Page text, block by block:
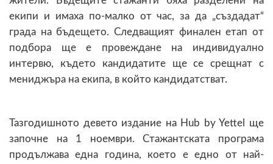
екипи и имаха по-малко от час, за да „създадат“
града на бъдещето. Следващият финален етап от
подбора ще е провеждане на индивидуално
интервю, където кандидатите ще се срещнат с
мениджъра на екипа, в който кандидатстват.
Тазгодишното девето издание на Hub by Yettel ще
започне на 1 ноември. Стажантската програма
продължава една година, което е едно от най-